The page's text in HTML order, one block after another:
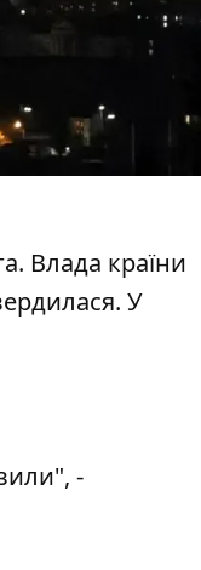
Влада країни
У
-